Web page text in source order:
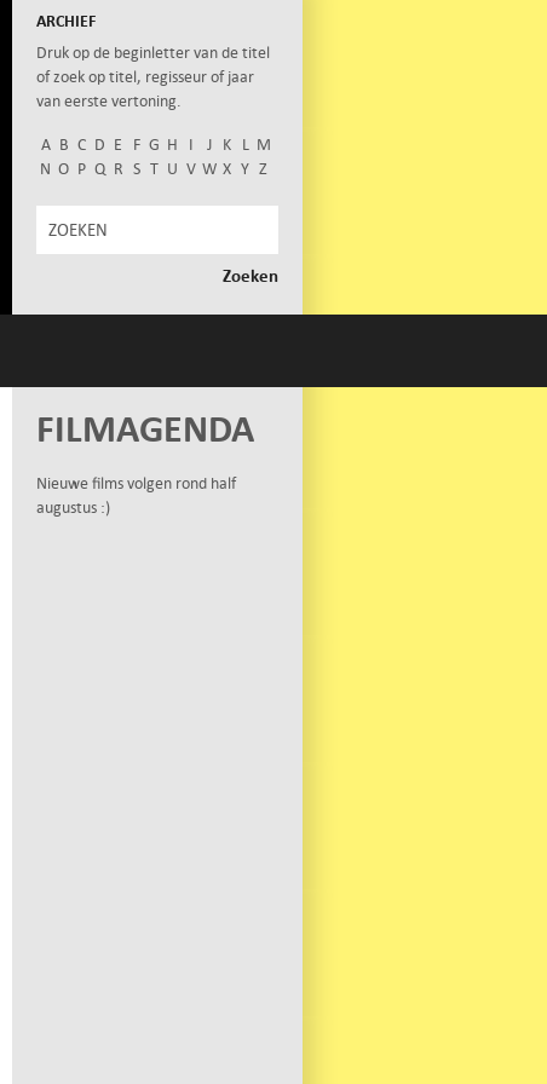
ARCHIEF
Druk op de beginletter van de titel
of zoek op titel, regisseur of jaar
van eerste vertoning.
A B C D E F G H I J K L M
N O P Q R S T U V W X Y Z
FILMAGENDA
Nieuwe films volgen rond half
augustus :)